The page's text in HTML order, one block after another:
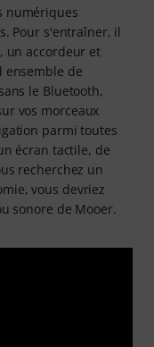
numériques
Pour s'entraîner, il
un accordeur et
ensemble de
le Bluetooth,
vos morceaux
parmi toutes
écran tactile, de
recherchez un
vous devriez
sonore de Mooer.